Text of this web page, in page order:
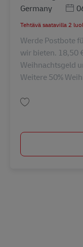
Germany
Tehtävä
Werde Postbote
wir bieten. 18,50
Weihnachtsgeld
Weitere 50%